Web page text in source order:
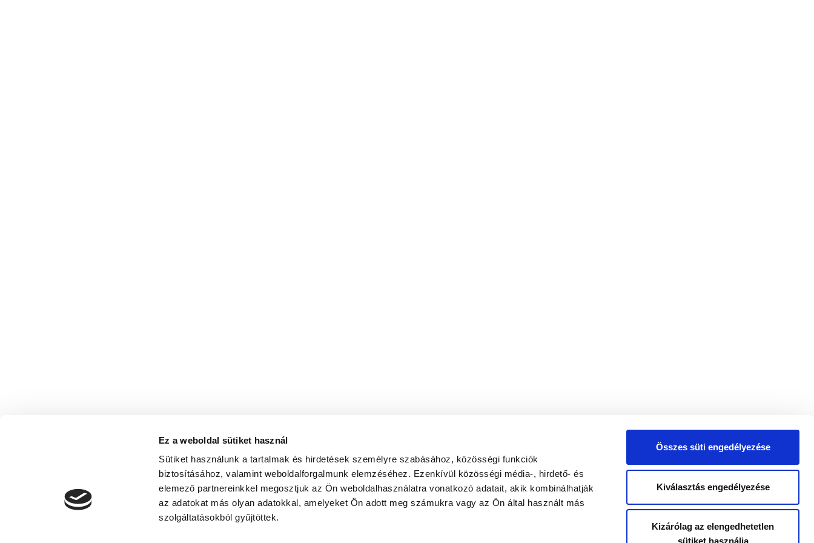
Ez a weboldal sütiket használ
Sütiket használunk a tartalmak és hirdetések személyre szabásához, közösségi funkciók
biztosításához, valamint weboldalforgalmunk elemzéséhez. Ezenkívül közösségi média-, hirdető- és
elemező partnereinkkel megosztjuk az Ön weboldalhasználatra vonatkozó adatait, akik kombinálhatják
az adatokat más olyan adatokkal, amelyeket Ön adott meg számukra vagy az Ön által használt más
szolgáltatásokból gyűjtöttek.
Összes süti engedélyezése
Kiválasztás engedélyezése
Kizárólag az elengedhetetlen
sütiket használja